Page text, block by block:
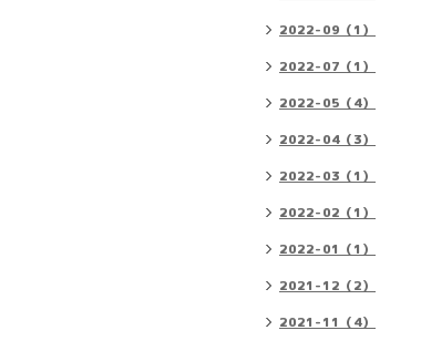
2022-09（1）
2022-07（1）
2022-05（4）
2022-04（3）
2022-03（1）
2022-02（1）
2022-01（1）
2021-12（2）
2021-11（4）